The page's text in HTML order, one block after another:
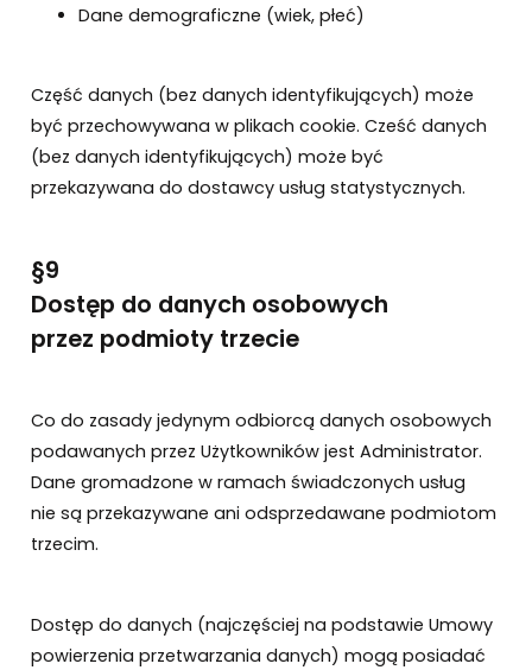
Dane demograficzne (wiek, płeć)
Część danych (bez danych identyfikujących) może
być przechowywana w plikach cookie. Cześć danych
(bez danych identyfikujących) może być
przekazywana do dostawcy usług statystycznych.
§9
Dostęp do danych osobowych
przez podmioty trzecie
Co do zasady jedynym odbiorcą danych osobowych
podawanych przez Użytkowników jest Administrator.
Dane gromadzone w ramach świadczonych usług
nie są przekazywane ani odsprzedawane podmiotom
trzecim.
Dostęp do danych (najczęściej na podstawie Umowy
powierzenia przetwarzania danych) mogą posiadać